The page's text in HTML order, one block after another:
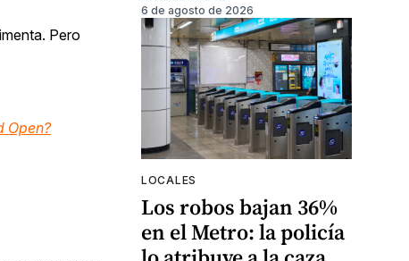
Pero
Open?
6 de agosto de 2026
LOCALES
Los robos bajan 36%
en el Metro: la policía